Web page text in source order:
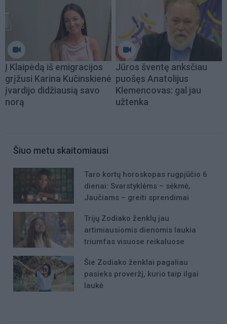
Į Klaipėdą iš emigracijos
grįžusi Karina Kučinskienė
įvardijo didžiausią savo
norą
Jūros šventę anksčiau
puošęs Anatolijus
Klemencovas: gal jau
užtenka
Šiuo metu skaitomiausi
Taro kortų horoskopas rugpjūčio 6
dienai: Svarstyklėms – sėkmė,
Jaučiams – greiti sprendimai
Trijų Zodiako ženklų jau
artimiausiomis dienomis laukia
triumfas visuose reikaluose
Šie Zodiako ženklai pagaliau
pasieks proveržį, kurio taip ilgai
laukė